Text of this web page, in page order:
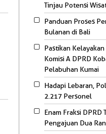
Tinjau Potensi
Panduan Proses
Bulanan di Bali
Pastikan
Komisi A DPRD
Pelabuhan Kumai
Hadapi Lebaran,
2.217 Personel
Enam Fraksi DPRD
Pengajuan Dua